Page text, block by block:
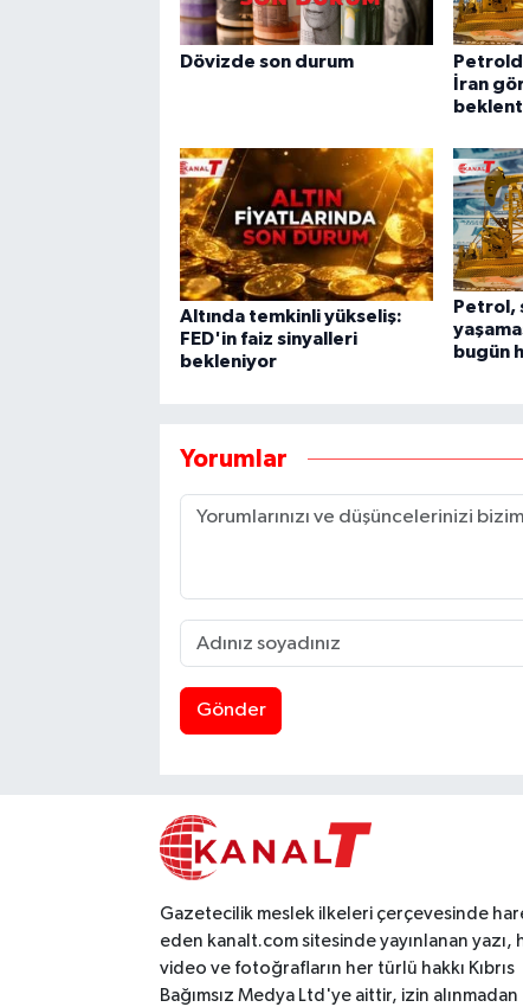
Dövizde son durum
İran
Altında temkinli yükseliş:
FED'in faiz sinyalleri
bekleniyor
Petrol,
bugün
Yorumlar
Gönder
Gazetecilik meslek ilkeleri çerçevesinde
eden kanalt.com sitesinde yayınlanan yazı,
video ve fotoğrafların her türlü hakkı Kıbrıs
Bağımsız Medya Ltd'ye aittir, izin alınmadan